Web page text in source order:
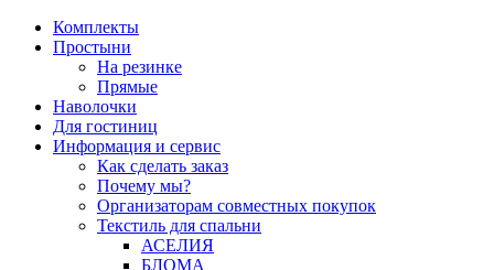
Перейти
содержимому
Комплекты
Простыни
На резинке
Прямые
Наволочки
Для гостиниц
Информация и сервис
Как сделать заказ
Почему мы?
Организаторам совместных покупок
Текстиль для спальни
АСЕЛИЯ
БЛОМА